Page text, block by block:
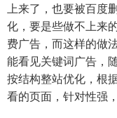
上来了，也要被百度
化，要是些做不上来
费广告，而这样的做
能看见关键词广告，
按结构整站优化，根
看的页面，针对性强